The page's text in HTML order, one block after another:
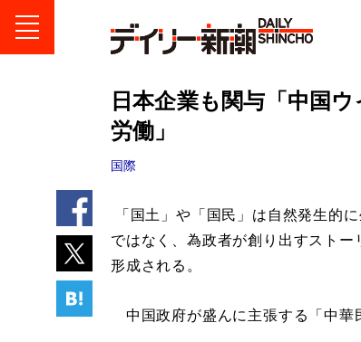
日本企業も関与「中国
労働」
国際
「国土」や「国民」は自然発生的
ではなく、為政者が創り出すストー
形成される。
中国政府が盛んに主張する「中華